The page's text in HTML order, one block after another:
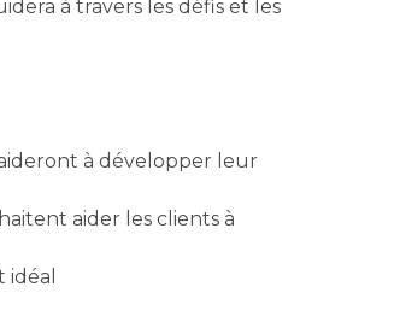
à travers les défis et les
à développer leur
aider les clients à